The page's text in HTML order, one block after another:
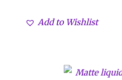
Add to Wishlist